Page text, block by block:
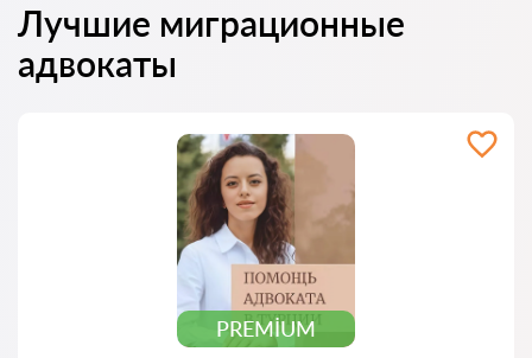
Лучшие миграционные
адвокаты
PREMIUM